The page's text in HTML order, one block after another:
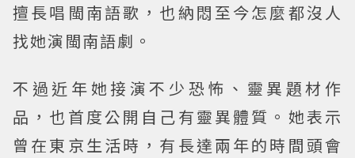
擅長唱閩南語歌，也納悶至今怎麼都沒人
找她演閩南語劇。
不過近年她接演不少恐怖、靈異題材作
品，也首度公開自己有靈異體質。她表示
曾在東京生活時，有長達兩年的時間頭會